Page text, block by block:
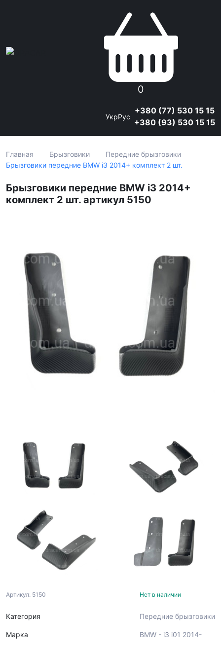
0
УкрРус
+380 (77) 530 15 15
+380 (93) 530 15 15
Главная Брызговики
Передние брызговики
Брызговики передние BMW i3 2014+ комплект 2 шт.
Брызговики передние BMW i3 2014+
комплект 2 шт. артикул 5150
Артикул: 5150
Категория
Марка
Нет в наличии
Передние брызговики
BMW - i3 i01 2014-